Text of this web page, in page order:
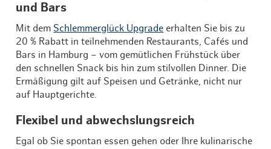
und Bars
Mit dem Schlemmerglück Upgrade erhalten Sie bis zu
20 % Rabatt in teilnehmenden Restaurants, Cafés und
Bars in Hamburg – vom gemütlichen Frühstück über
den schnellen Snack bis hin zum stilvollen Dinner. Die
Ermäßigung gilt auf Speisen und Getränke, nicht nur
auf Hauptgerichte.
Flexibel und abwechslungsreich
Egal ob Sie spontan essen gehen oder Ihre kulinarische